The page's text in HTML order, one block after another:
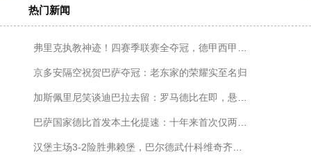
热门新闻
弗里克执教神迹！四赛季联赛全夺冠，德甲西甲各两冠
京多安隔空祝贺巴萨夺冠：老东家的荣耀实至名归
加斯佩里尼笑谈迪巴拉去留：罗马德比在即，悬念仍在发酵
巴萨国家德比首发本土化提速：十年来首次仅两名外援出战
汉堡主场3-2险胜弗赖堡，巴尔德武什科维奇齐发威